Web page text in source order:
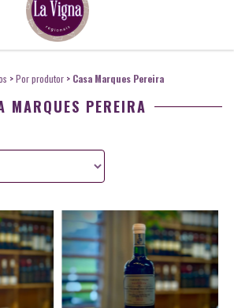
> Por produtor > Casa Marques Pereira
MARQUES PEREIRA